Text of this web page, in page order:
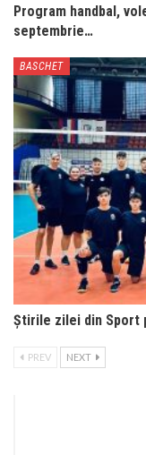
Program handbal,
septembrie…
BASCHET
Știrile zilei din Sport
PREV NEXT